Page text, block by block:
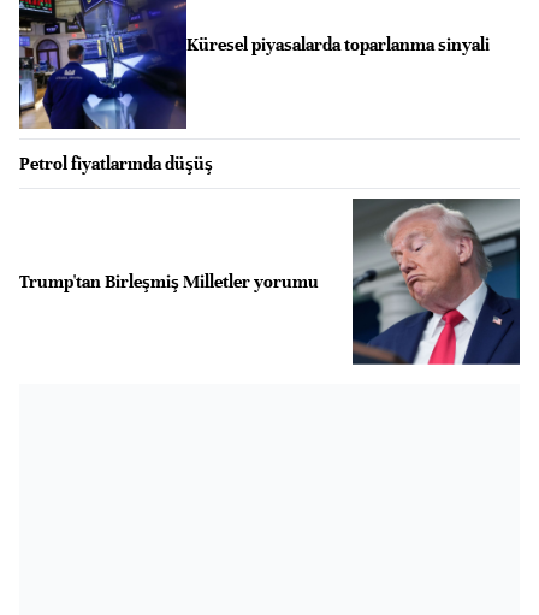
Küresel piyasalarda toparlanma sinyali
Petrol fiyatlarında düşüş
Trump'tan Birleşmiş Milletler yorumu